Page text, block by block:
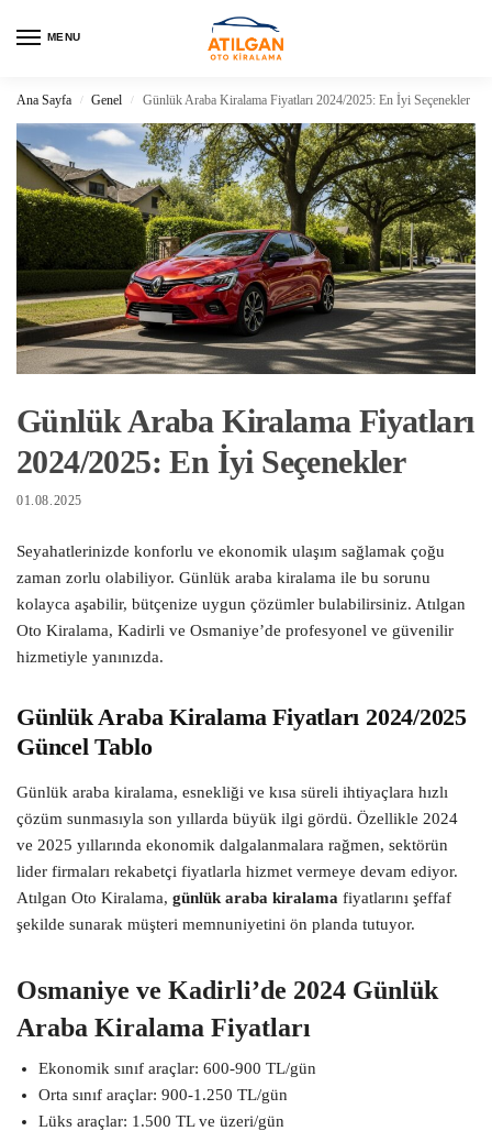
MENU
Ana Sayfa / Genel / Günlük Araba Kiralama Fiyatları 2024/2025: En İyi Seçenekler
Günlük Araba Kiralama Fiyatları
2024/2025: En İyi Seçenekler
01.08.2025
Seyahatlerinizde konforlu ve ekonomik ulaşım sağlamak çoğu
zaman zorlu olabiliyor. Günlük araba kiralama ile bu sorunu
kolayca aşabilir, bütçenize uygun çözümler bulabilirsiniz. Atılgan
Oto Kiralama, Kadirli ve Osmaniye’de profesyonel ve güvenilir
hizmetiyle yanınızda.
Günlük Araba Kiralama Fiyatları 2024/2025
Güncel Tablo
Günlük araba kiralama, esnekliği ve kısa süreli ihtiyaçlara hızlı
çözüm sunmasıyla son yıllarda büyük ilgi gördü. Özellikle 2024
ve 2025 yıllarında ekonomik dalgalanmalara rağmen, sektörün
lider firmaları rekabetçi fiyatlarla hizmet vermeye devam ediyor.
Atılgan Oto Kiralama, günlük araba kiralama fiyatlarını şeffaf
şekilde sunarak müşteri memnuniyetini ön planda tutuyor.
Osmaniye ve Kadirli’de 2024 Günlük
Araba Kiralama Fiyatları
Ekonomik sınıf araçlar: 600-900 TL/gün
Orta sınıf araçlar: 900-1.250 TL/gün
Lüks araçlar: 1.500 TL ve üzeri/gün